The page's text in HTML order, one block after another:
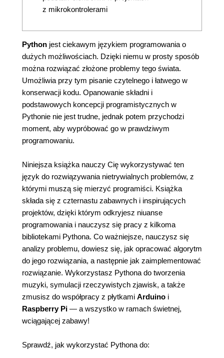
z mikrokontrolerami
Python jest ciekawym językiem programowania o
dużych możliwościach. Dzięki niemu w prosty sposób
można rozwiązać złożone problemy tego świata.
Umożliwia przy tym pisanie czytelnego i łatwego w
konserwacji kodu. Opanowanie składni i
podstawowych koncepcji programistycznych w
Pythonie nie jest trudne, jednak potem przychodzi
moment, aby wypróbować go w prawdziwym
programowaniu.
Niniejsza książka nauczy Cię wykorzystywać ten
język do rozwiązywania nietrywialnych problemów, z
którymi muszą się mierzyć programiści. Książka
składa się z czternastu zabawnych i inspirujących
projektów, dzięki którym odkryjesz niuanse
programowania i nauczysz się pracy z kilkoma
bibliotekami Pythona. Co ważniejsze, nauczysz się
analizy problemu, dowiesz się, jak opracować algorytm
do jego rozwiązania, a następnie jak zaimplementować
rozwiązanie. Wykorzystasz Pythona do tworzenia
muzyki, symulacji rzeczywistych zjawisk, a także
zmusisz do współpracy z płytkami Arduino i
Raspberry Pi — a wszystko w ramach świetnej,
wciągającej zabawy!
Sprawdź, jak wykorzystać Pythona do: